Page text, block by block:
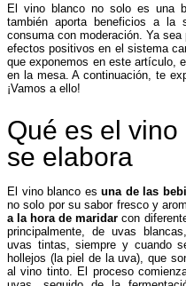
El vino blanco no solo es una
también aporta beneficios a la
consuma con moderación. Ya
efectos positivos en el sistema
que exponemos en este artículo,
en la mesa. A continuación, te
¡Vamos a ello!
Qué es el
se elabora
El vino blanco es una de las
no solo por su sabor fresco y
a la hora de maridar con
principalmente, de uvas
uvas tintas, siempre y cuando
hollejos (la piel de la uva), que
al vino tinto. El proceso